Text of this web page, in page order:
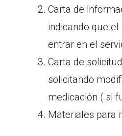
Carta de
indicando que el
entrar en el
Carta de
solicitando
medicación ( si
Materiales para